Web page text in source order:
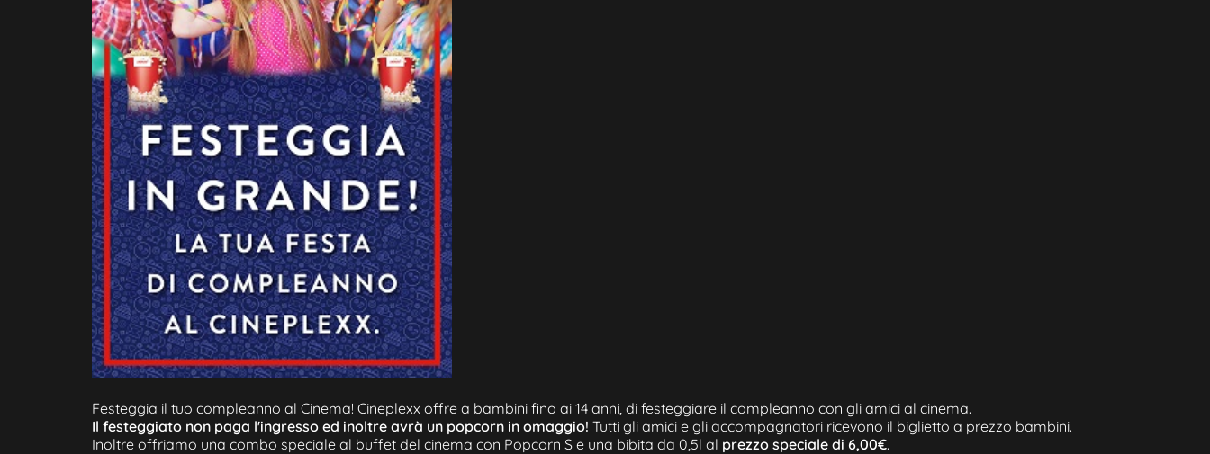
Festeggia il tuo compleanno al Cinema! Cineplexx offre a bambini fino ai 14 anni, di festeggiare il compleanno con gli amici al cinema.
Il festeggiato non paga l'ingresso ed inoltre avrà un popcorn in omaggio! Tutti gli amici e gli accompagnatori ricevono il biglietto a prezzo bambini.
Inoltre offriamo una combo speciale al buffet del cinema con Popcorn S e una bibita da 0,5l al prezzo speciale di 6,00€.